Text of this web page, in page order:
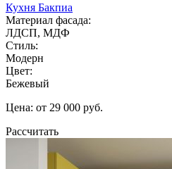
Кухня Бакпиа
Материал фасада:
ЛДСП, МДФ
Стиль:
Модерн
Цвет:
Бежевый
Цена: от 29 000 руб.
Рассчитать